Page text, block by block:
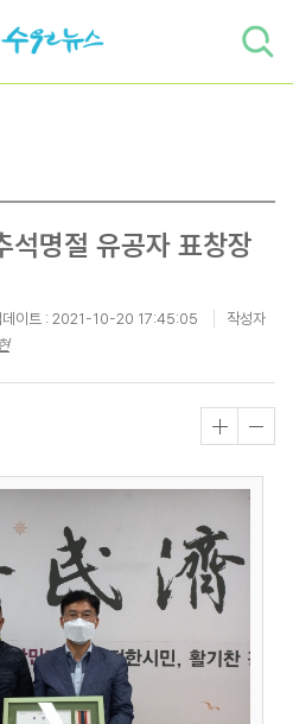
명절 유공자 표창장
이트 : 2021-10-20 17:45:05
작성자